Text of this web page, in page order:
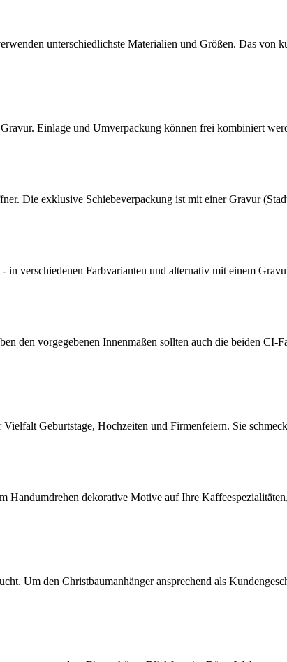
unterschiedlichste Materialien und Größen. Das von
Einlage und Umverpackung können frei kombiniert
Die exklusive Schiebeverpackung ist mit einer Gravur
in verschiedenen Farbvarianten und alternativ mit einem
den vorgegebenen Innenmaßen sollten auch die beiden
Geburtstage, Hochzeiten und Firmenfeiern. Sie
dekorative Motive auf Ihre
Um den Christbaumanhänger ansprechend als